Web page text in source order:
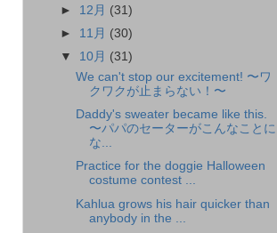
► 12月 (31)
► 11月 (30)
▼ 10月 (31)
We can't stop our excitement! 〜ワ
クワクが止まらない！〜
Daddy's sweater became like this.
〜パパのセーターがこんなことに
な...
Practice for the doggie Halloween
costume contest ...
Kahlua grows his hair quicker than
anybody in the ...